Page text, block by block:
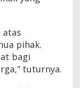
atas
pihak.
bagi
tuturnya.